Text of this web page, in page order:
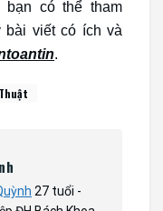
bạn có thể tham
bài viết có ích và
.
27 tuổi -